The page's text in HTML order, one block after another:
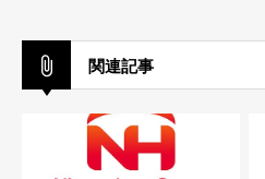
関連記事